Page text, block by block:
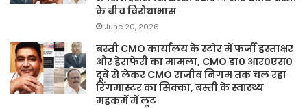
के बीच विरोधाभास
June 20, 2026
बस्ती CMO कार्यालय के स्टोर में फर्जी हस्ताक्षर
और हेराफेरी का मामला, CMO डा० आर०एस०
दूबे से लेकर CMO राजीव निगम तक चल रहा
रिंगमास्टर का सिक्का, बस्ती के स्वास्थ्य
महकमें में लूट